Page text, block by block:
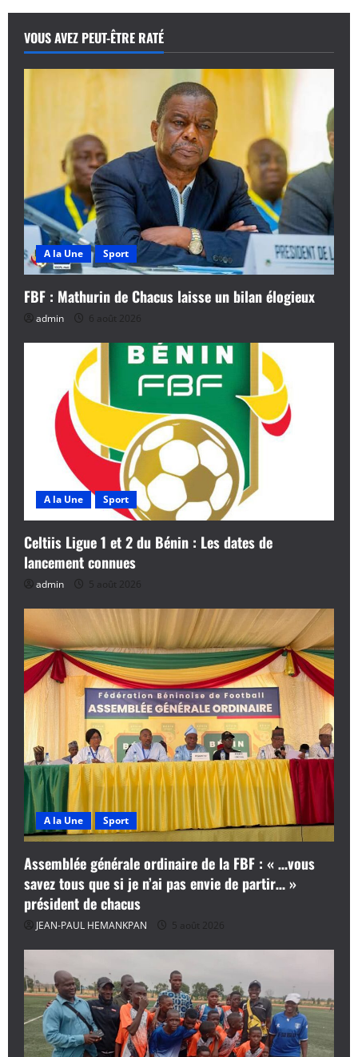
Prize
Angélique
fait
danser
le
roi
VOUS AVEZ PEUT-ÊTRE RATÉ
A la Une Sport
FBF : Mathurin de Chacus laisse un bilan élogieux
admin 6 août 2026
A la Une Sport
Celtiis Ligue 1 et 2 du Bénin : Les dates de
lancement connues
admin 5 août 2026
A la Une Sport
Assemblée générale ordinaire de la FBF : « …vous
savez tous que si je n’ai pas envie de partir… »
président de chacus
JEAN-PAUL HEMANKPAN 5 août 2026